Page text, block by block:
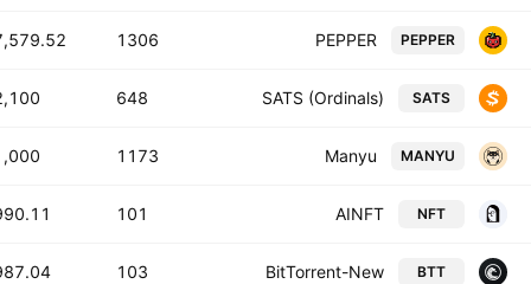
PEPPER
PEPPER
1306
T
SATS
SATS (Ordinals)
648
T
MANYU
Manyu
1173
T
NFT
AINFT
101
T
BTT
BitTorrent-New
103
T